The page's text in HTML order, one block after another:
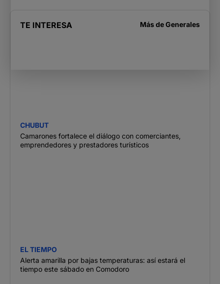
TE INTERESA Más deGenerales
CHUBUT
Camarones fortalece el diálogo con comerciantes,
emprendedores y prestadores turísticos
EL TIEMPO
Alerta amarilla por bajas temperaturas: así estará el
tiempo este sábado en Comodoro